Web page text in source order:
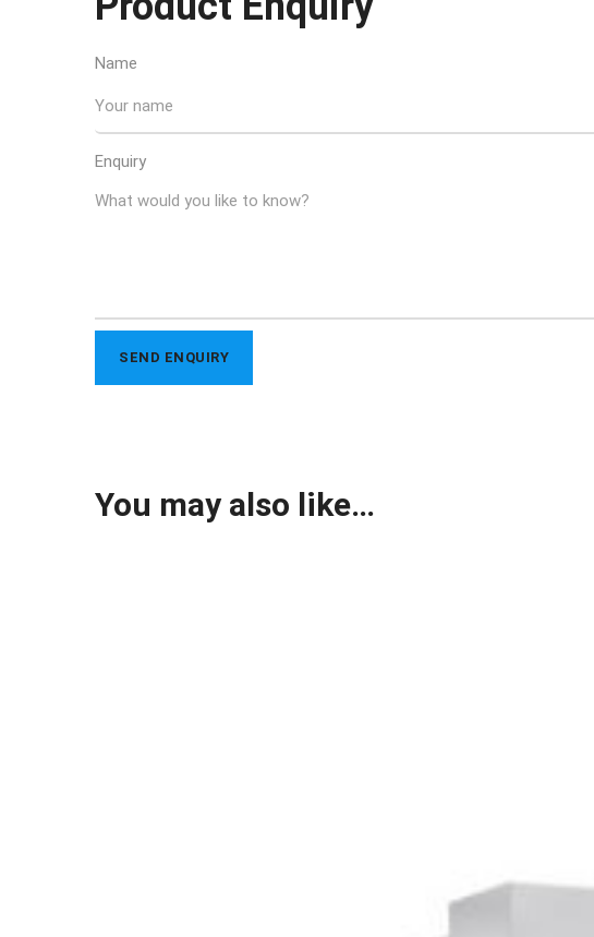
Name
Enquiry
You may also like…